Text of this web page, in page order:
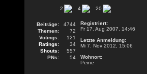
2 4 20
Beiträge:
4744
Themen:
72
Votings:
121
Ratings:
34
Shouts:
557
PNs:
54
Registriert:
Fr 17. Aug 2007, 14:46
Letzte Anmeldung:
Mi 7. Nov 2012, 15:06
Wohnort:
Peine